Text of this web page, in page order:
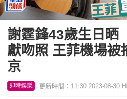
謝霆鋒43歲生日晒
獻吻照 王菲機場被
京
即時娛樂 更新時間：11:30 2023-08-30